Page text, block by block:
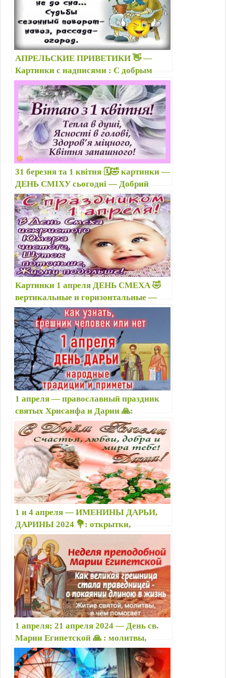
АПРЕЛЬСКИЕ ПРИВЕТИКИ 👋 —
Картинки с надписями : С добрым
утром, днём апреля — Открытки
пожелания : С Днем смеха, Здравствуй
апрель
31 березня та 1 квітня 🗓️🤣 картинки —
ДЕНЬ СМІХУ сьогодні — Добрий
ранок, з квітнем: світлини красиві,
побажання
Картинки 1 апреля ДЕНЬ СМЕХА 🤣
вертикальные и горизонтальные —
Про первое апреля: открытки
смешные, шутки веселые, юмор для
статуса
1 апреля — православный праздник
святых Хрисанфа и Дарии 🙏:
приметы, что можно и нельзя делать,
именины
1 и 4 апреля — ИМЕНИНЫ ДАРЬИ,
ДАРИНЫ 2024 💐: открытки,
поздравления, картинки со стихами с
Днем ангела Даше, Дашеньке, Дарье,
Дарине
1 апреля; 21 апреля 2024 — День св.
Марии Египетской 🙏 : молитвы,
приметы, что можно и нельзя делать,
именины